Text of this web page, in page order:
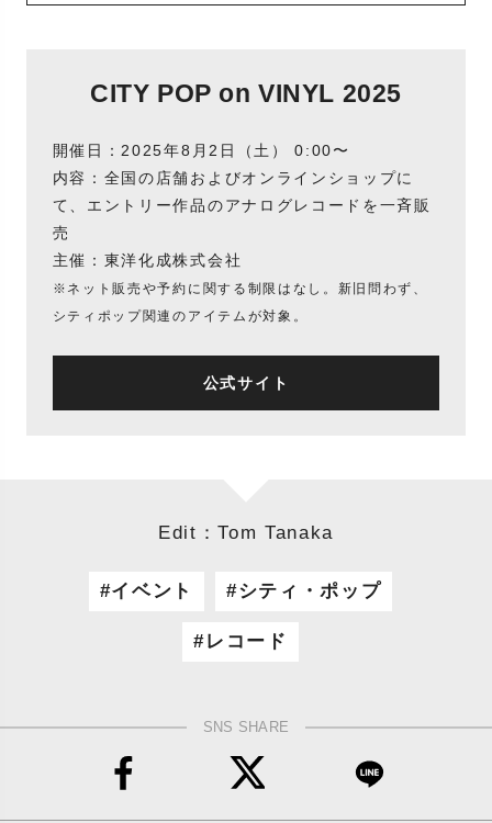
CITY POP on VINYL 2025
開催日：2025年8月2日（土） 0:00〜
内容：全国の店舗およびオンラインショップに
て、エントリー作品のアナログレコードを一斉販
売
主催：東洋化成株式会社
※ネット販売や予約に関する制限はなし。新旧問わず、
シティポップ関連のアイテムが対象。
公式サイト
Edit：Tom Tanaka
イベント シティ・ポップ
レコード
SNS SHARE